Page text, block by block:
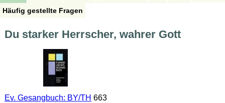
Häufig gestellte Fragen
Du starker Herrscher, wahrer Gott
Ev. Gesangbuch: BY/TH 663